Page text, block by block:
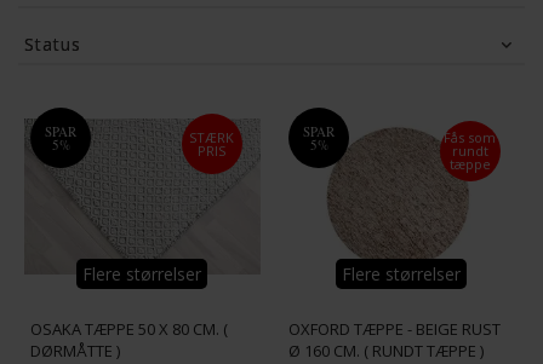
Status
SPAR
5% STÆRK
PRIS
Flere størrelser
OSAKA TÆPPE 50 X 80 CM. (
DØRMÅTTE )
SPAR
5% Fås som
rundt
tæppe
Flere størrelser
OXFORD TÆPPE - BEIGE RUST
Ø 160 CM. ( RUNDT TÆPPE )